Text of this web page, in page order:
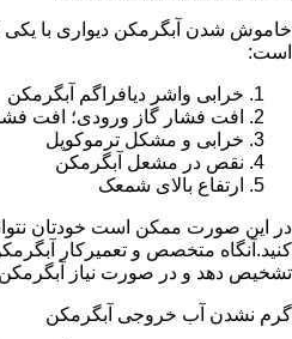
خاموش شدن آبگرمکن دیواری با یکی
است:
خرابی واشر دیافراگم آبگرمکن
افت فشار گاز ورودی؛ افت
خرابی و مشکل ترموکوپل
نقص در مشعل آبگرمکن
ارتفاع بالای شمعک
در این صورت ممکن است خودتان
کنید.آنگاه متخصص و تعمیرکار
تشخیص دهد و در صورت نیاز آبگرمکن
گرم نشدن آب خروجی آبگرمکن